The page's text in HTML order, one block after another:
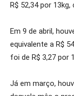
R$ 52,34 por
Em 9 de abril,
equivalente a R$
foi de R$ 3,27 por
Já em março,